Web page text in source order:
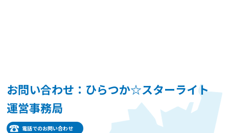
お問い合わせ：ひらつか☆スターライト
運営事務局
電話でのお問い合わせ